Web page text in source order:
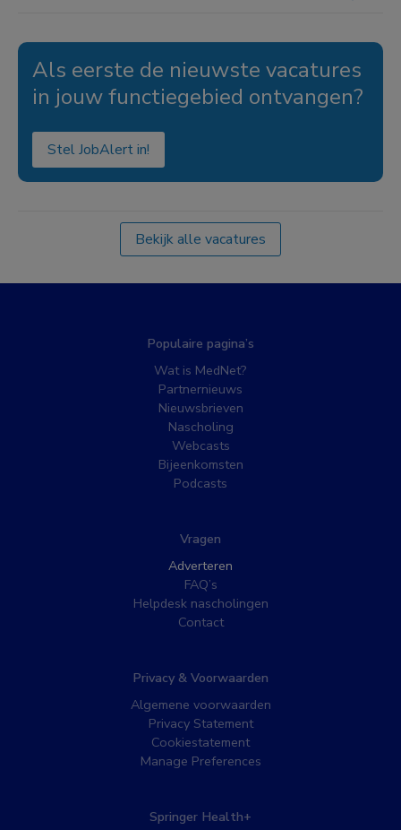
Als eerste de nieuwste vacatures
in jouw functiegebied ontvangen?
Stel JobAlert in!
Bekijk alle vacatures
Populaire pagina’s
Wat is MedNet?
Partnernieuws
Nieuwsbrieven
Nascholing
Webcasts
Bijeenkomsten
Podcasts
Vragen
Adverteren
FAQ’s
Helpdesk nascholingen
Contact
Privacy & Voorwaarden
Algemene voorwaarden
Privacy Statement
Cookiestatement
Manage Preferences
Springer Health+